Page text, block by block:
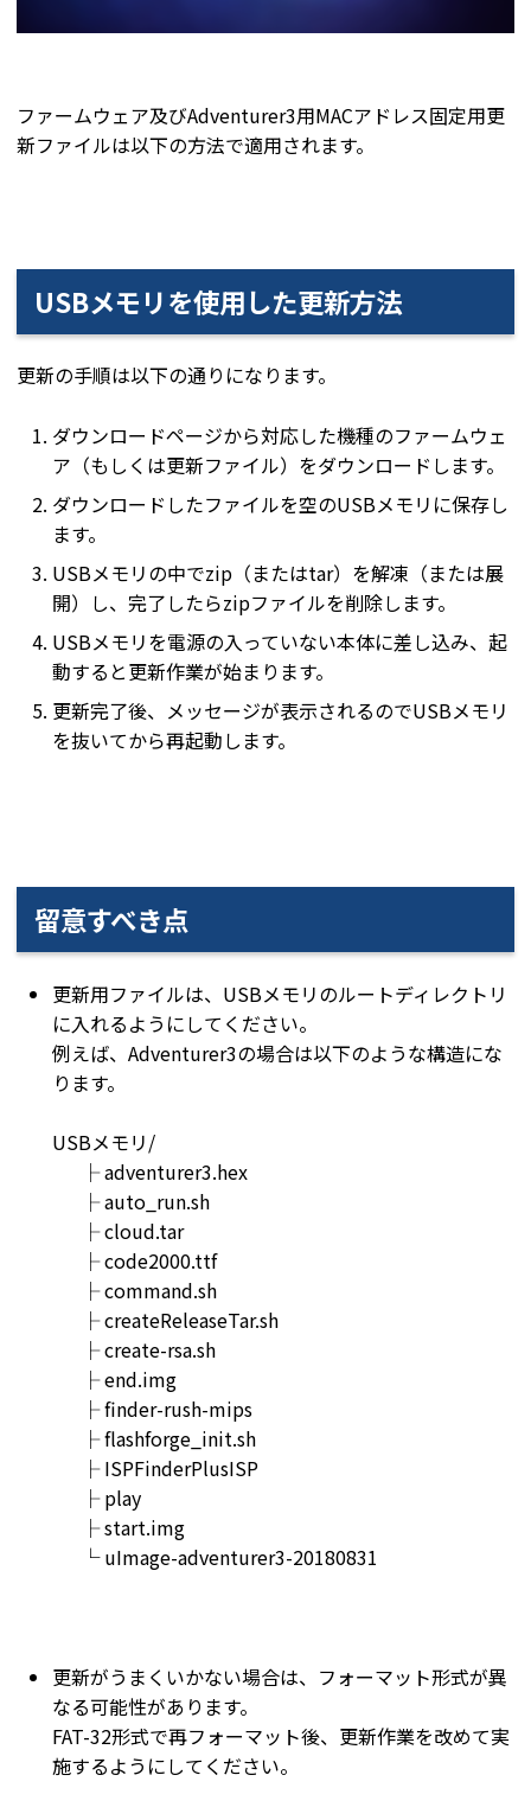
ファームウェア及びAdventurer3用MACアドレス固定用更
新ファイルは以下の方法で適用されます。
USBメモリを使用した更新方法
更新の手順は以下の通りになります。
ダウンロードページから対応した機種のファームウェ
ア（もしくは更新ファイル）をダウンロードします。
ダウンロードしたファイルを空のUSBメモリに保存し
ます。
USBメモリの中でzip（またはtar）を解凍（または展
開）し、完了したらzipファイルを削除します。
USBメモリを電源の入っていない本体に差し込み、起
動すると更新作業が始まります。
更新完了後、メッセージが表示されるのでUSBメモリ
を抜いてから再起動します。
留意すべき点
更新用ファイルは、USBメモリのルートディレクトリ
に入れるようにしてください。
例えば、Adventurer3の場合は以下のような構造にな
ります。
USBメモリ/
├ adventurer3.hex
├ auto_run.sh
├ cloud.tar
├ code2000.ttf
├ command.sh
├ createReleaseTar.sh
├ create-rsa.sh
├ end.img
├ finder-rush-mips
├ flashforge_init.sh
├ ISPFinderPlusISP
├ play
├ start.img
└ uImage-adventurer3-20180831
更新がうまくいかない場合は、フォーマット形式が異
なる可能性があります。
FAT-32形式で再フォーマット後、更新作業を改めて実
施するようにしてください。